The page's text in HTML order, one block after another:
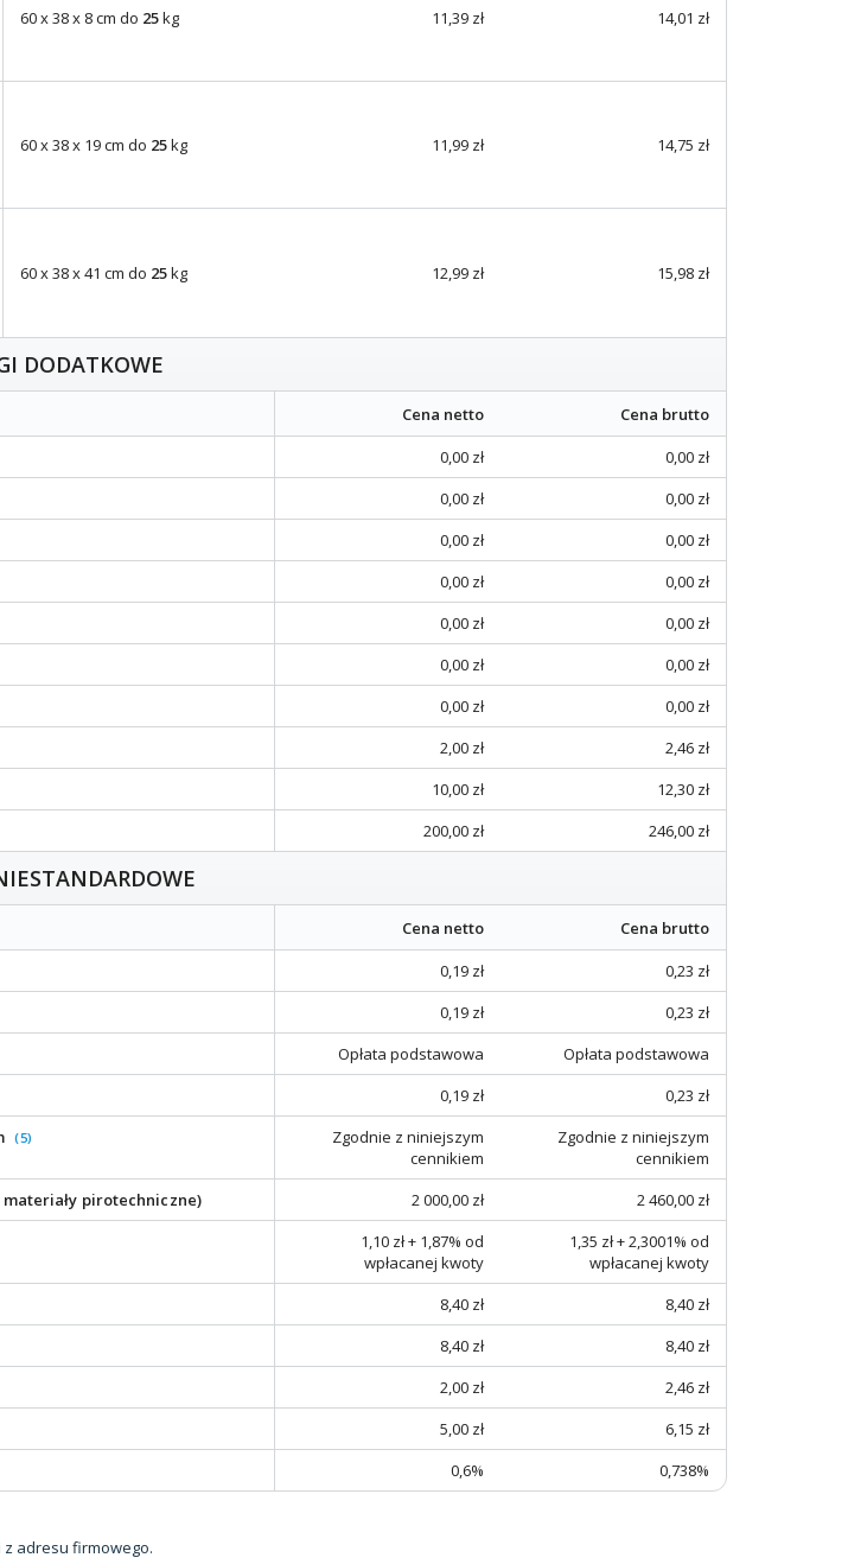
60 x 38 x 8 cm do 25kg 11,39 zł 14,01 zł
60 x 38 x 19 cm do 25kg 11,99 zł 14,75 zł
60 x 38 x 41 cm do 25kg 12,99 zł 15,98 zł
DODATKOWE
Cena netto Cena brutto
0,00 zł
0,00 zł
0,00 zł
0,00 zł
0,00 zł
0,00 zł
0,00 zł
0,00 zł
0,00 zł
0,00 zł
0,00 zł
0,00 zł
0,00 zł
0,00 zł
2,00 zł
2,46 zł
10,00 zł
12,30 zł
200,00 zł 246,00 zł
Cena netto Cena brutto
0,19 zł
0,23 zł
0,19 zł
0,23 zł
Opłata podstawowa
Opłata podstawowa
0,19 zł
0,23 zł
(5)
Zgodnie z niniejszym
cennikiem
Zgodnie z niniejszym
cennikiem
pirotechniczne)
2 000,00 zł
2 460,00 zł
1,10 zł + 1,87% od
wpłacanej kwoty
1,35 zł + 2,3001% od
wpłacanej kwoty
8,40 zł
8,40 zł
8,40 zł
8,40 zł
2,00 zł
2,46 zł
5,00 zł
6,15 zł
0,6% 0,738%
adresu firmowego.